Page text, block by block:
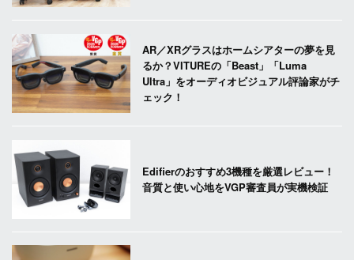
AR／XRグラスはホームシアターの夢を見
るか？VITUREの「Beast」「Luma
Ultra」をオーディオビジュアル評論家がチ
ェック！
Edifierのおすすめ3機種を厳選レビュー！
音質と使い心地をVGP審査員が実機検証